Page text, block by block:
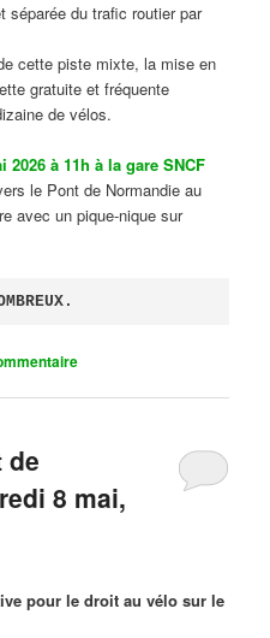
séparée du trafic routier par
cette piste mixte, la mise en
gratuite et fréquente
de vélos.
à 11h à la gare SNCF
le Pont de Normandie au
avec un pique-nique sur
de
8 mai,
pour le droit au vélo sur le